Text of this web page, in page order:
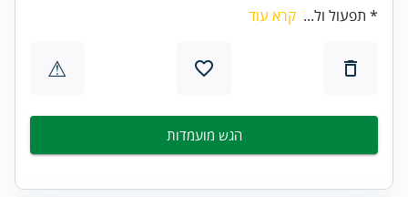
* תפעול ול... קרא עוד
⚠
הגש מועמדות